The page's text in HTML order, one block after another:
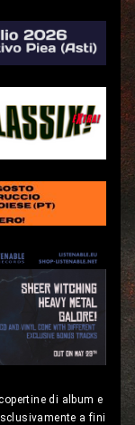
di album e
a fini